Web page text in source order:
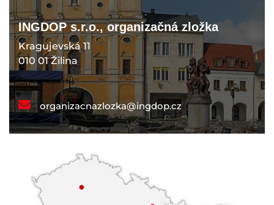
INGDOP s.r.o., organizačná zložka
Kragujevská 11
010 01 Žilina
organizacnazlozka@ingdop.cz